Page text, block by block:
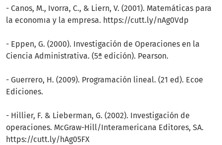
- Canos, M., Ivorra, C., & Liern, V. (2001). Matemáticas para
la economıa y la empresa. https://cutt.ly/nAg0Vdp
- Eppen, G. (2000). Investigación de Operaciones en la
Ciencia Administrativa. (5ª edición). Pearson.
- Guerrero, H. (2009). Programación lineal. (21 ed). Ecoe
Ediciones.
- Hillier, F. & Lieberman, G. (2002). Investigación de
operaciones. McGraw-Hill/Interamericana Editores, SA.
https://cutt.ly/hAg05FX